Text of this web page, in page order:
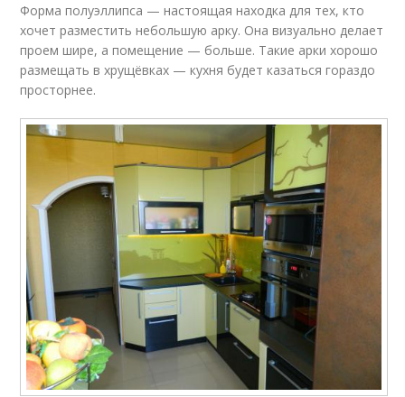
Форма полуэллипса — настоящая находка для тех, кто
хочет разместить небольшую арку. Она визуально делает
проем шире, а помещение — больше. Такие арки хорошо
размещать в хрущёвках — кухня будет казаться гораздо
просторнее.